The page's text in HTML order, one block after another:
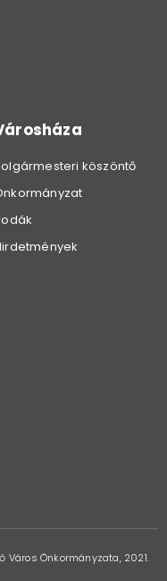
köszöntő
Város Önkormányzata, 2021.